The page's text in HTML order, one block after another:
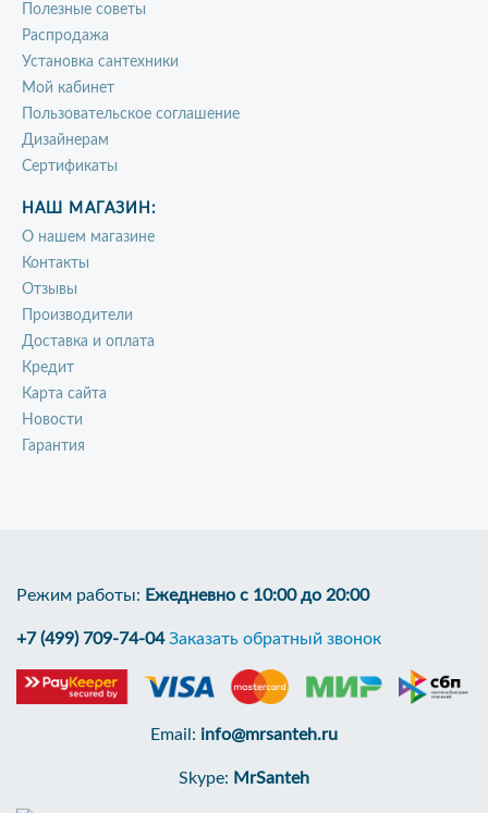
Полезные советы
Распродажа
Установка сантехники
Мой кабинет
Пользовательское соглашение
Дизайнерам
Сертификаты
НАШ МАГАЗИН:
О нашем магазине
Контакты
Отзывы
Производители
Доставка и оплата
Кредит
Карта сайта
Новости
Гарантия
Режим работы: Ежедневно с 10:00 до 20:00
+7 (499) 709-74-04 Заказать обратный звонок
Email: info@mrsanteh.ru
Skype: MrSanteh